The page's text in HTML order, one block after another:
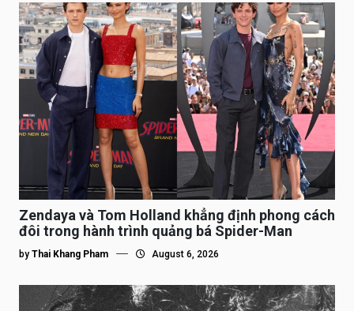
Zendaya và Tom Holland khẳng định phong cách
đôi trong hành trình quảng bá Spider-Man
by Thai Khang Pham August 6, 2026